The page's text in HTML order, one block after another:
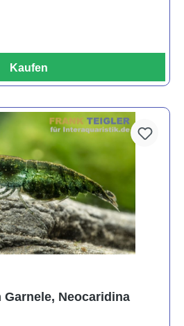
Kaufen
Garnele, Neocaridina